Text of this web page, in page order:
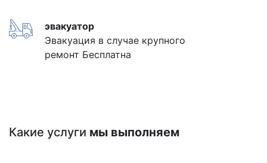
эвакуатор
Эвакуация в случае крупного
ремонт Бесплатна
Какие услуги мы выполняем